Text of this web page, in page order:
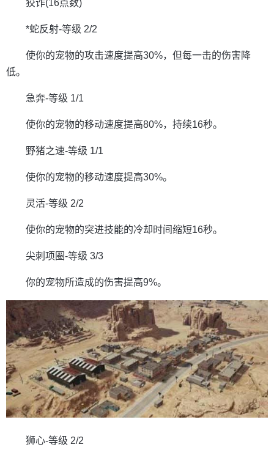
狡诈(16点数)
*蛇反射-等级 2/2
使你的宠物的攻击速度提高30%，但每一击的伤害降
低。
急奔-等级 1/1
使你的宠物的移动速度提高80%，持续16秒。
野猪之速-等级 1/1
使你的宠物的移动速度提高30%。
灵活-等级 2/2
使你的宠物的突进技能的冷却时间缩短16秒。
尖刺项圈-等级 3/3
你的宠物所造成的伤害提高9%。
狮心-等级 2/2